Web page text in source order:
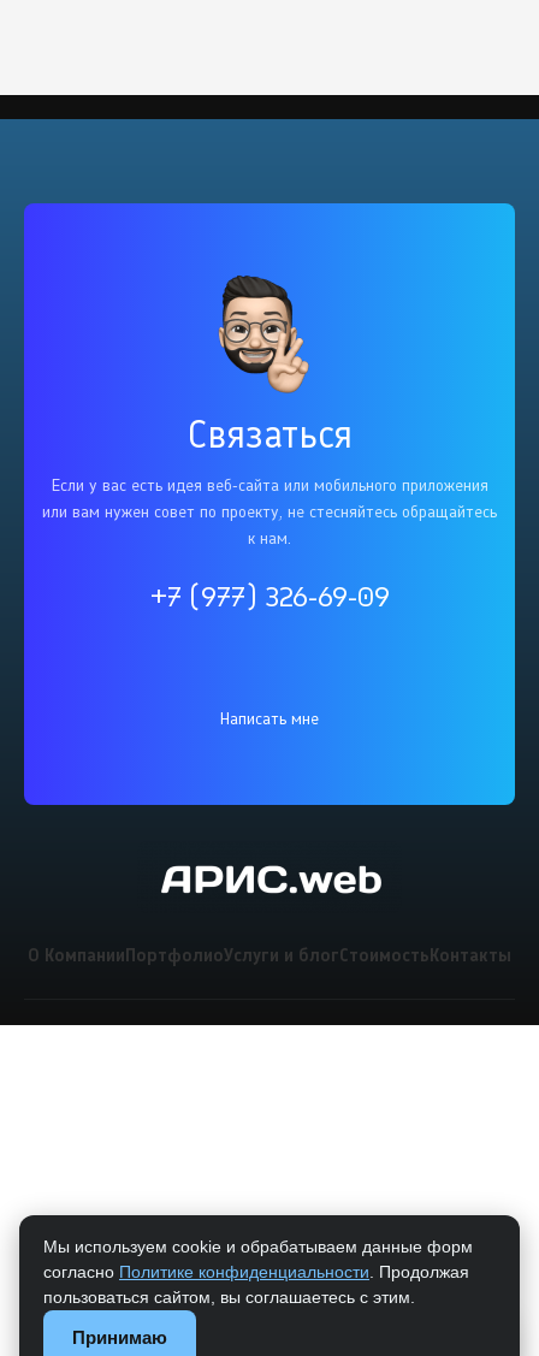
Связаться
Если у вас есть идея веб-сайта или мобильного приложения
или вам нужен совет по проекту, не стесняйтесь обращайтесь
к нам.
+7 (977) 326-69-09
Написать мне
О КомпанииПортфолиоУслуги и блогСтоимостьКонтакты
Мы используем cookie и обрабатываем данные форм
согласно Политике конфиденциальности . Продолжая
пользоваться сайтом, вы соглашаетесь с этим.
Принимаю